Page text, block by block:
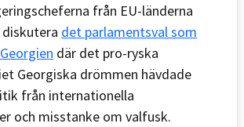
från EU-länderna
det parlamentsval som
där det pro-ryska
Georgiska drömmen hävdade
från internationella
och misstanke om valfusk.